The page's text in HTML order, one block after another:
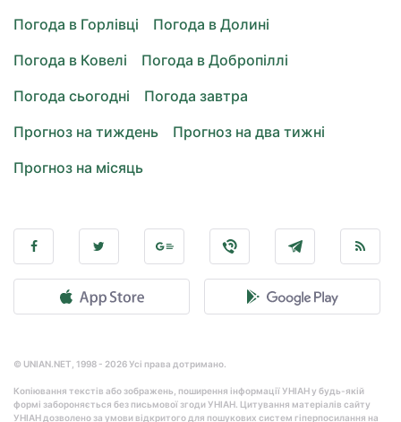
Погода в Горлівці
Погода в Долині
Погода в Ковелі
Погода в Добропіллі
Погода сьогодні
Погода завтра
Прогноз на тиждень
Прогноз на два тижні
Прогноз на місяць
© UNIAN.NET, 1998 - 2026 Усі права дотримано.
Копіювання текстів або зображень, поширення інформації УНІАН у будь-якій
формі забороняється без письмової згоди УНІАН. Цитування матеріалів сайту
УНІАН дозволено за умови відкритого для пошукових систем гіперпосилання на